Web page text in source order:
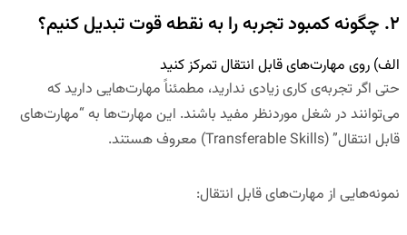
۲. چگونه کمبود تجربه را به نقطه قوت تبدیل کنیم؟
الف) روی مهارت‌های قابل انتقال تمرکز کنید
حتی اگر تجربه‌ی کاری زیادی ندارید، مطمئناً مهارت‌هایی دارید که
می‌توانند در شغل موردنظر مفید باشند. این مهارت‌ها به “مهارت‌های
قابل انتقال” (Transferable Skills) معروف هستند.
نمونه‌هایی از مهارت‌های قابل انتقال: